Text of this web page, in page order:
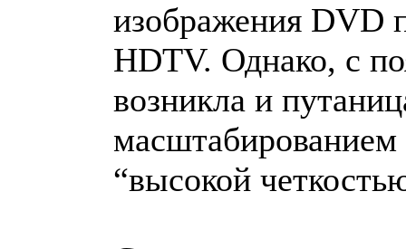
изображения DVD
HDTV. Однако, с
возникла и
“высокой